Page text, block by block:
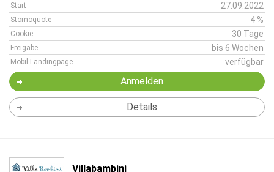
Start 27.09.2022
Stornoquote 4 %
Cookie 30 Tage
Freigabe bis 6 Wochen
Mobil-Landingpage verfügbar
Anmelden
Details
Villabambini